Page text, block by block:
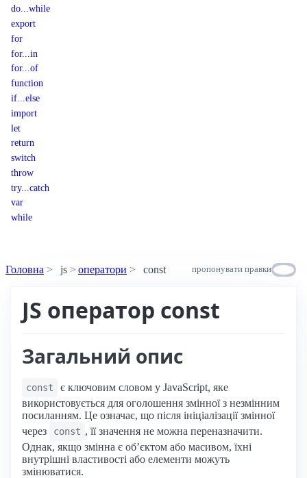
do...while
export
for
for...in
for...of
function
if...else
import
let
return
switch
throw
try...catch
var
while
Головна js оператори const пропонувати правки
JS оператор const
Загальний опис
const
є ключовим словом у JavaScript, яке
використовується для оголошення змінної з незмінним
посиланням. Це означає, що після ініціалізації змінної
через
const , її значення не можна переназначити.
Однак, якщо змінна є об’єктом або масивом, їхні
внутрішні властивості або елементи можуть
змінюватися.